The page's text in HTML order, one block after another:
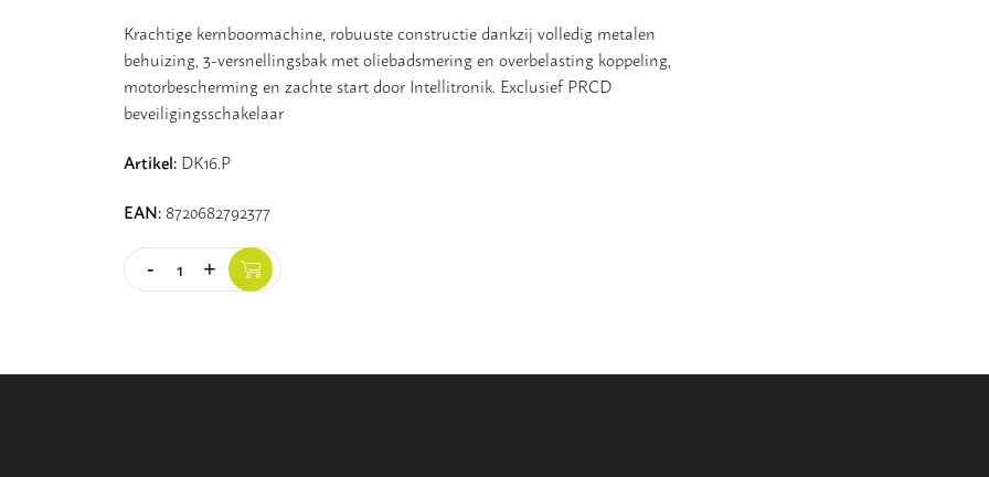
Krachtige kernboormachine, robuuste constructie dankzij volledig metalen
behuizing, 3-versnellingsbak met oliebadsmering en overbelasting koppeling,
motorbescherming en zachte start door Intellitronik. Exclusief PRCD
beveiligingsschakelaar
Artikel: DK16.P
EAN: 8720682792377
Quantity
- +